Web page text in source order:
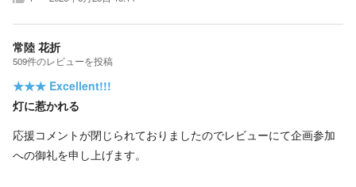
常陸 花折
509件のレビューを投稿
★★★ Excellent!!!
灯に惹かれる
応援コメントが閉じられておりましたのでレビューにて企画参加
への御礼を申し上げます。